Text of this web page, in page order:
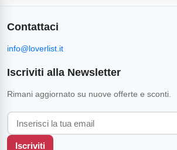
Contattaci
info@loverlist.it
Iscriviti alla Newsletter
Rimani aggiornato su nuove offerte e sconti.
Iscriviti